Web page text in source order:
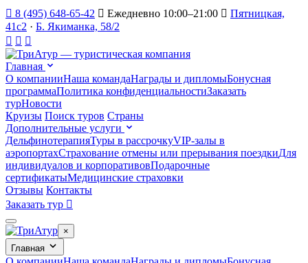
8 (495) 648-65-42 Ежедневно 10:00–21:00
Пятницкая,
41с2 · Б. Якиманка, 58/2
Главная
О компанииНаша командаНаграды и дипломыБонусная
программаПолитика конфиденциальностиЗаказать
турНовости
Круизы Поиск туров Страны
Дополнительные услуги
ДельфинотерапияТуры в рассрочкуVIP-залы в
аэропортахСтрахование отмены или прерывания поездкиДля
индивидуалов и корпоративовПодарочные
сертификатыМедицинские страховки
Отзывы Контакты
Заказать тур
×
Главная